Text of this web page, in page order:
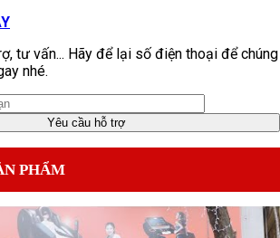
tư vấn... Hãy để lại số điện thoại để chúng
nhé.
PHẨM